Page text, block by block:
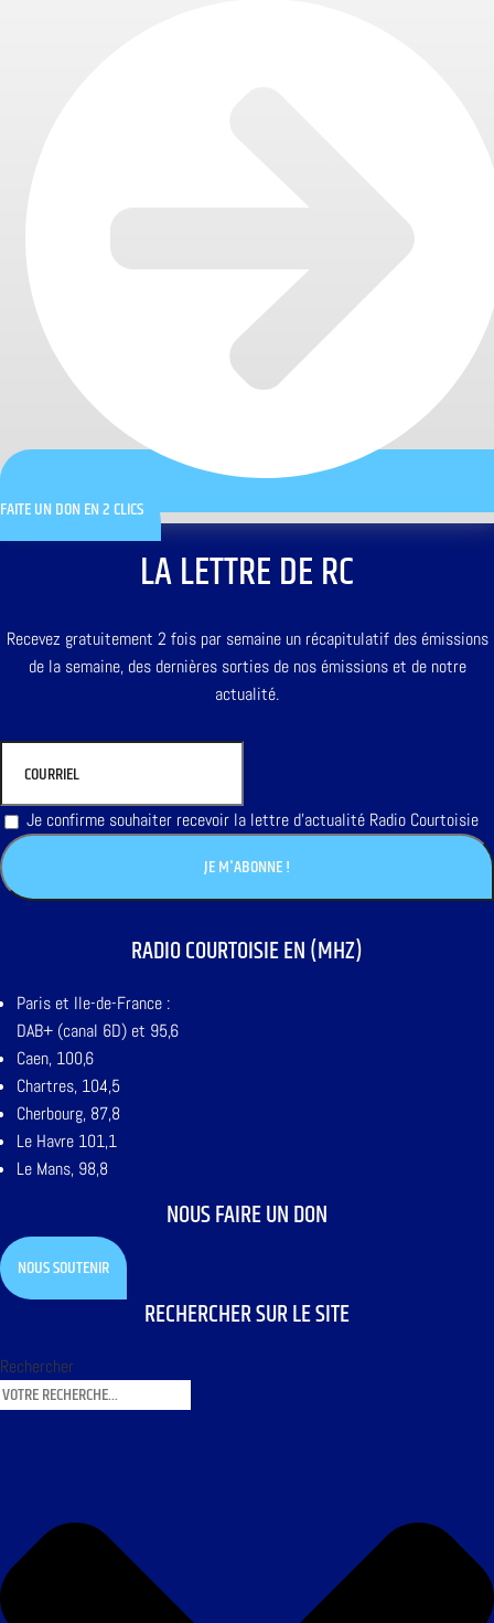
FAITE UN DON EN 2 CLICS
LA LETTRE DE RC
Recevez gratuitement 2 fois par semaine un récapitulatif des émissions
de la semaine, des dernières sorties de nos émissions et de notre
actualité.
Je confirme souhaiter recevoir la lettre d'actualité Radio Courtoisie
RADIO COURTOISIE EN (MHZ)
Paris et Ile-de-France :
DAB+ (canal 6D) et 95,6
Caen, 100,6
Chartres, 104,5
Cherbourg, 87,8
Le Havre 101,1
Le Mans, 98,8
NOUS FAIRE UN DON
NOUS SOUTENIR
RECHERCHER SUR LE SITE
Rechercher